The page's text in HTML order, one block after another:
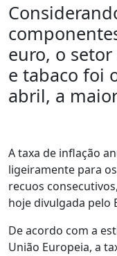
euro, o
e tabaco foi
abril, a
A taxa de inflação
ligeiramente para
recuos
hoje divulgada pelo
De acordo com a
União Europeia, a